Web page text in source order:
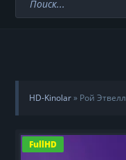
HD-Kinolar» Рой Этвелл
FullHD